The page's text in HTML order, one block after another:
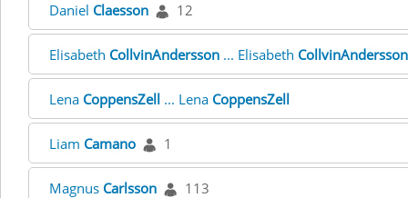
Daniel Claesson 12
Elisabeth CollvinAndersson ... Elisabeth CollvinAndersson
Lena CoppensZell ... Lena CoppensZell
Liam Camano 1
Magnus Carlsson 113